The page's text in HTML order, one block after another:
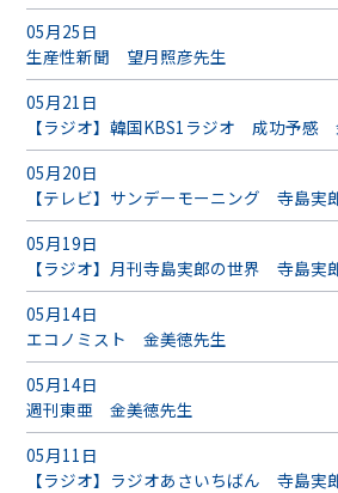
05月25日
生産性新聞 望月照彦先生
05月21日
【ラジオ】韓国KBS1ラジオ 成功予感
05月20日
【テレビ】サンデーモーニング 寺島実
05月19日
【ラジオ】月刊寺島実郎の世界 寺島実
05月14日
エコノミスト 金美徳先生
05月14日
週刊東亜 金美徳先生
05月11日
【ラジオ】ラジオあさいちばん 寺島実